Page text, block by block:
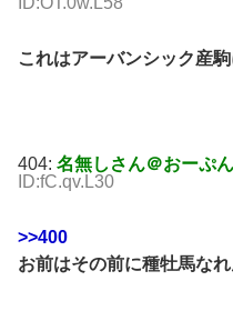
これはアーバンシック産
404: 名無しさん＠おーぷん
ID:fC.qv.L30
>>400
お前はその前に種牡馬な